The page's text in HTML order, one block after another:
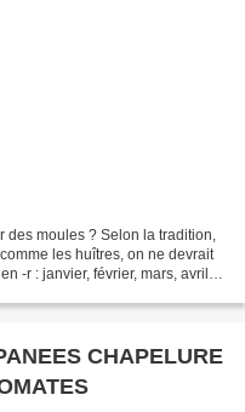
moules ? Selon la tradition,
les huîtres, on ne devrait
-r : janvier, février, mars, avril,
CHAPELURE